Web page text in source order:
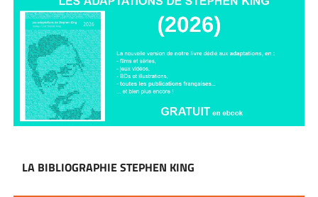
LA BIBLIOGRAPHIE STEPHEN KING